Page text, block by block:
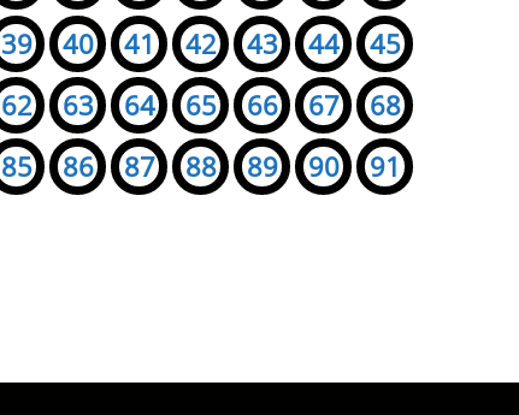
39 40 41 42 43 44
45
62 63 64 65 66 67
68
85 86 87 88 89 90
91